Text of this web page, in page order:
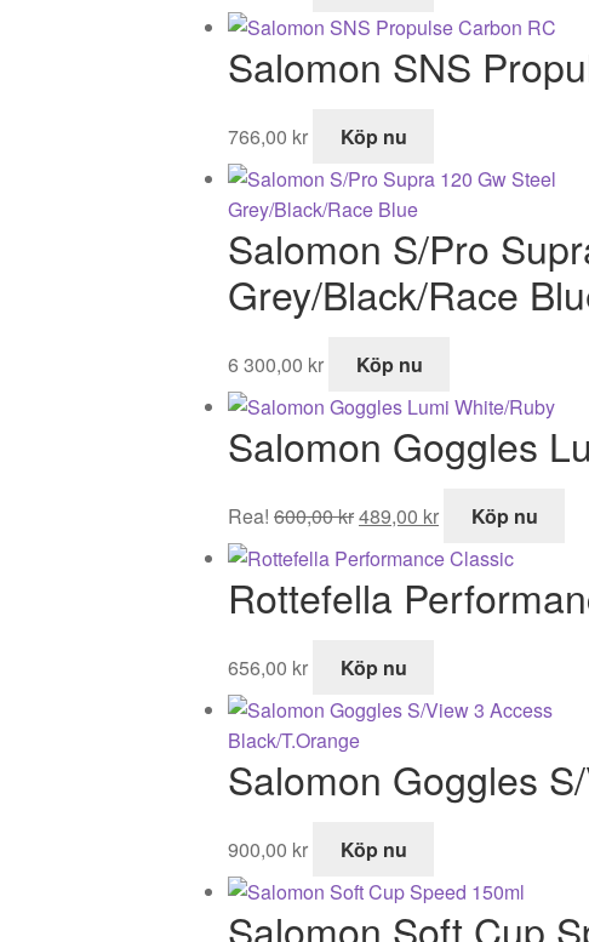
Salomon SNS
766,00 kr Köp nu
Salomon S/Pro
Grey/Black/Race
6 300,00 kr Köp nu
Salomon Goggles
Rea! 600,00kr
ursprungliga
priset
var:
489,00 kr
nuvarande
priset
är:
Köp nu
Rottefella
656,00 kr Köp nu
Salomon Goggles
900,00 kr Köp nu
Salomon Soft Cup